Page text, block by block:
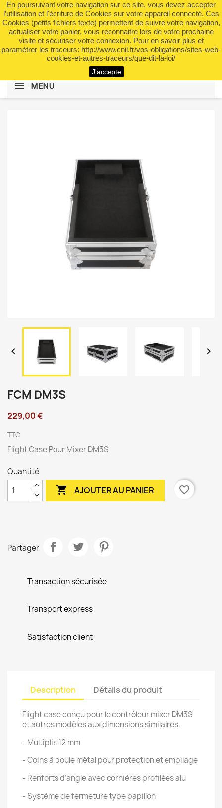
En poursuivant votre navigation sur ce site, vous devez accepter
l’utilisation et l'écriture de Cookies sur votre appareil connecté. Ces
Cookies (petits fichiers texte) permettent de suivre votre navigation,
actualiser votre panier, vous reconnaitre lors de votre prochaine
visite et sécuriser votre connexion. Pour en savoir plus et
paramétrer les traceurs: http://www.cnil.fr/vos-obligations/sites-web-
cookies-et-autres-traceurs/que-dit-la-loi/
J'accepte
 shopping_cart (0)

search
MENU
 
FCM DM3S
229,00 €
TTC
Flight Case Pour Mixer DM3S
Quantité
 AJOUTER AU PANIER favorite_border
Partager
Transaction sécurisée
Transport express
Satisfaction client
Description Détails du produit
Flight case conçu pour le contrôleur mixer DM3S
et autres modèles aux dimensions similaires.
- Multiplis 12 mm
- Coins à boule métal pour protection et empilage
- Renforts d’angle avec cornières profilées alu
- Système de fermeture type papillon